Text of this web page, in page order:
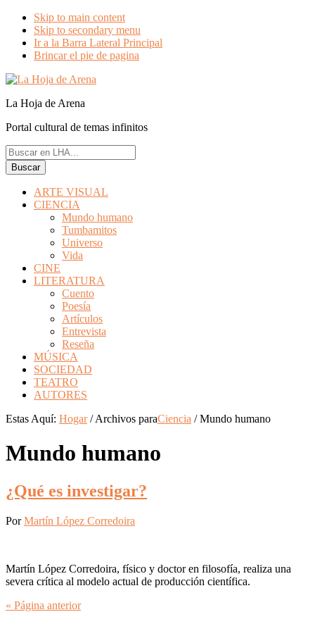
Skip to main content
Skip to secondary menu
Ir a la Barra Lateral Principal
Brincar el pie de pagina
La Hoja de Arena
Portal cultural de temas infinitos
Buscar
en
LHA...
ARTE VISUAL
CIENCIA
Mundo humano
Tumbamitos
Universo
Vida
CINE
LITERATURA
Cuento
Poesía
Artículos
Entrevista
Reseña
MÚSICA
SOCIEDAD
TEATRO
AUTORES
Estas Aquí: Hogar /Archivos paraCiencia /Mundo humano
Mundo humano
¿Qué es investigar?
PorMartín López Corredoira
Martín López Corredoira, físico y doctor en filosofía, realiza una
severa crítica al modelo actual de producción científica.
« Página anterior